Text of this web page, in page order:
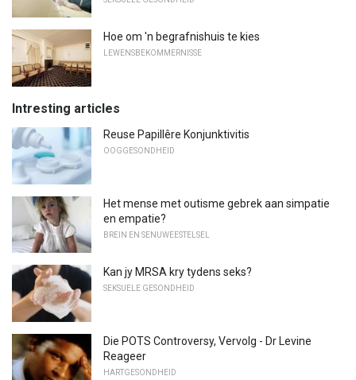
Hoe om 'n begrafnishuis te kies
LEWENSBEKOMMERNISSE
Intresting articles
Reuse Papillêre Konjunktivitis
OOGGESONDHEID
Het mense met outisme gebrek aan simpatie
en empatie?
BREIN EN SENUWEESTELSEL
Kan jy MRSA kry tydens seks?
SEKSUELE GESONDHEID
Die POTS Controversy, Vervolg - Dr Levine
Reageer
HARTGESONDHEID